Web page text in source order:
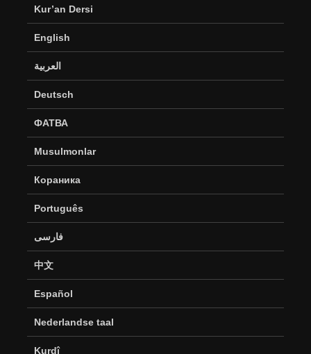
Kur’an Dersi
English
العربية
Deutsch
ФАТВА
Musulmonlar
Кораника
Português
فارسی
中文
Español
Nederlandse taal
Kurdî